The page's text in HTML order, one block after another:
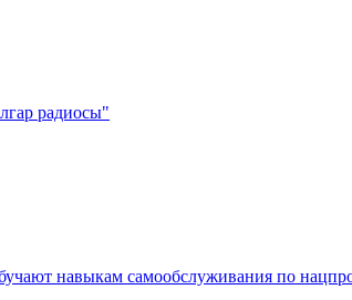
радиосы"
навыкам самообслуживания по